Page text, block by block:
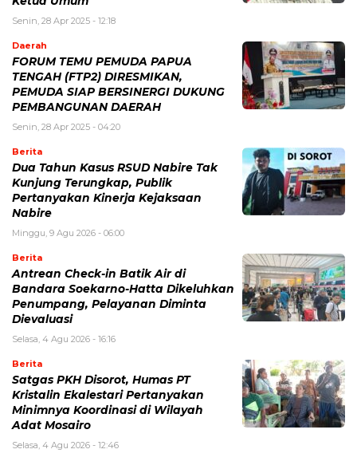
Senin, 28 Apr 2025 - 12:18
Daerah
FORUM TEMU PEMUDA PAPUA
TENGAH (FTP2) DIRESMIKAN,
PEMUDA SIAP BERSINERGI DUKUNG
PEMBANGUNAN DAERAH
Senin, 28 Apr 2025 - 04:20
Berita
Dua Tahun Kasus RSUD Nabire Tak
Kunjung Terungkap, Publik
Pertanyakan Kinerja Kejaksaan
Nabire
Minggu, 9 Agu 2026 - 06:00
Berita
Antrean Check-in Batik Air di
Bandara Soekarno-Hatta Dikeluhkan
Penumpang, Pelayanan Diminta
Dievaluasi
Selasa, 4 Agu 2026 - 16:16
Berita
Satgas PKH Disorot, Humas PT
Kristalin Ekalestari Pertanyakan
Minimnya Koordinasi di Wilayah
Adat Mosairo
Selasa, 4 Agu 2026 - 12:46